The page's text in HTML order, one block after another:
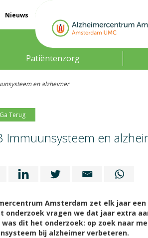
Nieuws
Patiëntenzorg
en alzheimer
Ga Terug
Immuunsysteem en
Amsterdam zet elk jaar
onderzoek vragen we dat jaar extra
was dit het onderzoek: op zoek naar
bij alzheimer verbeteren.